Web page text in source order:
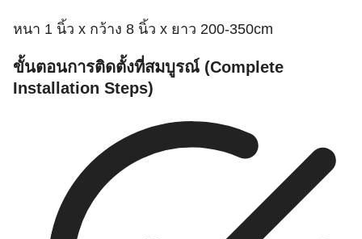
หนา 1 นิ้ว x กว้าง 8 นิ้ว x ยาว 200-350cm
ขั้นตอนการติดตั้งที่สมบูรณ์ (Complete
Installation Steps)